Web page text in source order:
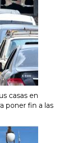
casas en
poner fin a las